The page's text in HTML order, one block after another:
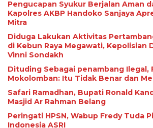
Pengucapan Syukur Berjalan Aman
Kapolres AKBP Handoko Sanjaya
Mitra
Diduga Lakukan Aktivitas
di Kebun Raya Megawati, Kepolisian
Vinni Sondakh
Dituding Sebagai penambang Ilegal,
Mokolomban: Itu Tidak Benar dan
Safari Ramadhan, Bupati Ronald
Masjid Ar Rahman Belang
Peringati HPSN, Wabup Fredy Tuda
Indonesia ASRI